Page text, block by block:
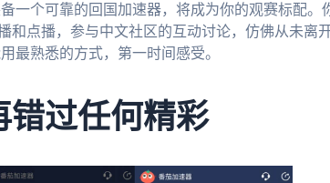
一个可靠的回国加速器，将成为你的观赛标配。
和点播，参与中文社区的互动讨论，仿佛从未离
最熟悉的方式，第一时间感受。
错过任何精彩